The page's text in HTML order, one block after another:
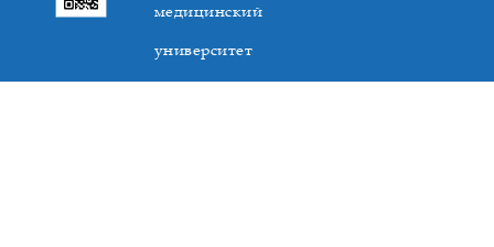
медицинский
университет